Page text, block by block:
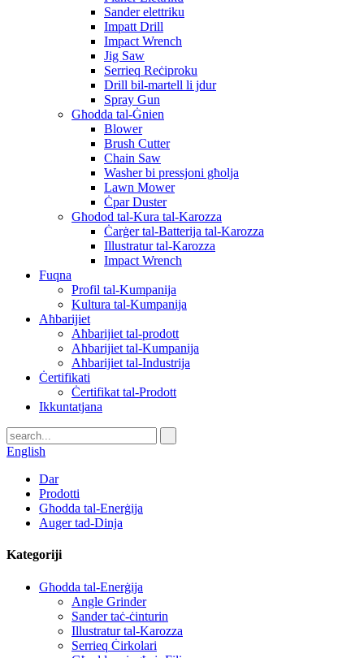
Sander elettriku
Impatt Drill
Impact Wrench
Jig Saw
Serrieq Reċiproku
Drill bil-martell li jdur
Spray Gun
Għodda tal-Ġnien
Blower
Brush Cutter
Chain Saw
Washer bi pressjoni għolja
Lawn Mower
Ċpar Duster
Għodod tal-Kura tal-Karozza
Ċarġer tal-Batterija tal-Karozza
Illustratur tal-Karozza
Impact Wrench
Fuqna
Profil tal-Kumpanija
Kultura tal-Kumpanija
Aħbarijiet
Aħbarijiet tal-prodott
Aħbarijiet tal-Kumpanija
Aħbarijiet tal-Industrija
Ċertifikati
Ċertifikat tal-Prodott
Ikkuntatjana
English
Dar
Prodotti
Għodda tal-Enerġija
Auger tad-Dinja
Kategoriji
Għodda tal-Enerġija
Angle Grinder
Sander taċ-ċinturin
Illustratur tal-Karozza
Serrieq Ċirkolari